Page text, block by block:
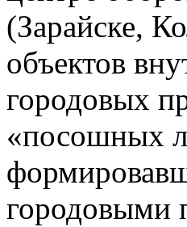
(Зарайске,
объектов
городовых
«посошных
городовыми